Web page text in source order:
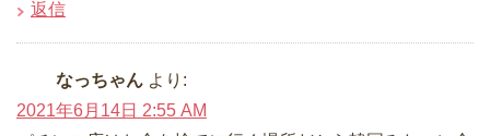
返信
なっちゃん より:
2021年6月14日 2:55 AM